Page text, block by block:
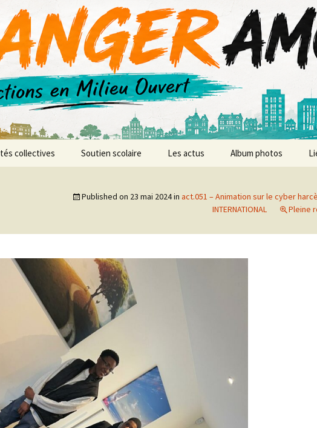
collectives Soutien scolaire Les actus Album photos
Album photos 2025
Album photos 2024
Album photos 2023
Published on 23 mai 2024in act.051 – Animation sur le cyber
INTERNATIONAL
Pleine